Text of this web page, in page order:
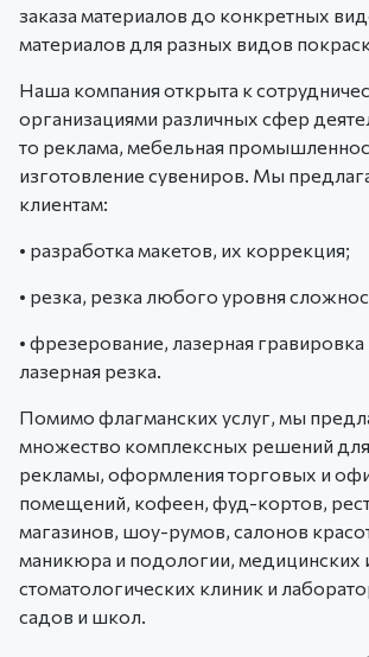
заказа материалов до конкретных
материалов для разных видов
Наша компания открыта к
организациями различных сфер
то реклама, мебельная
изготовление сувениров. Мы
клиентам:
• разработка макетов, их коррекция;
• резка, резка любого уровня
• фрезерование, лазерная гравировка
лазерная резка.
Помимо флагманских услуг, мы
множество комплексных решений
рекламы, оформления торговых и
помещений, кофеен, фуд-кортов,
магазинов, шоу-румов, салонов
маникюра и подологии, медицинских
стоматологических клиник и
садов и школ.